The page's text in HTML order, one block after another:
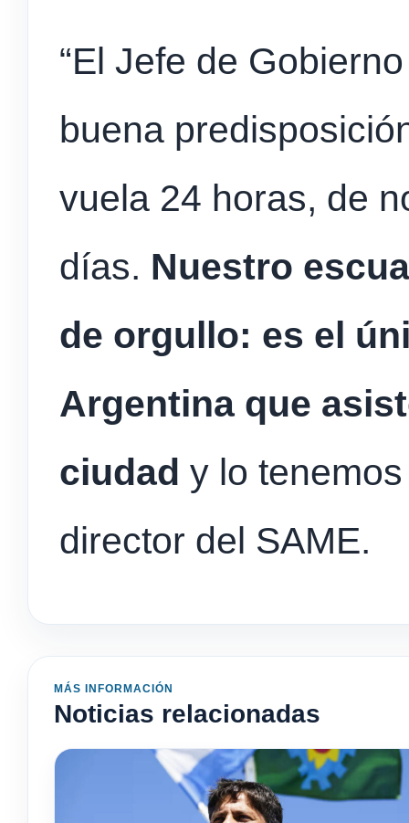
“El Jefe de
buena
vuela 24 horas, de
días. Nuestro
de orgullo: es el
Argentina que
ciudad y lo
director del SAME.
MÁS INFORMACIÓN
Noticias relacionadas